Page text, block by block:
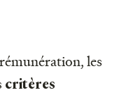
les
critères